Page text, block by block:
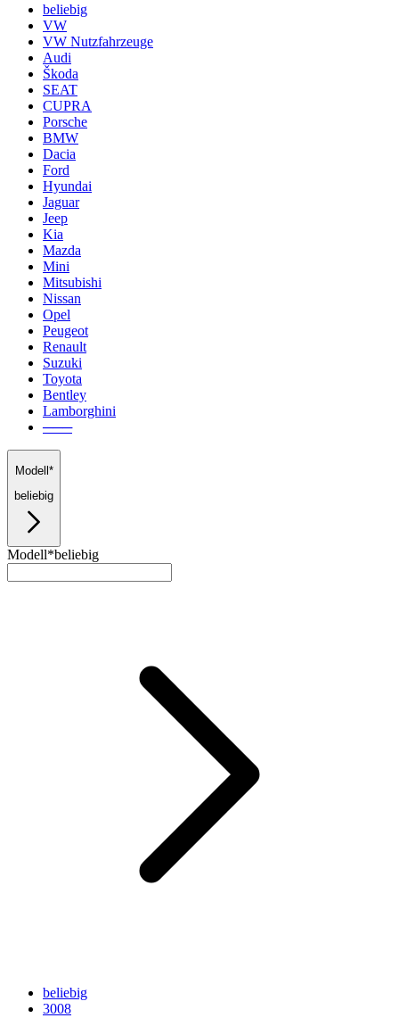
beliebig
VW
VW Nutzfahrzeuge
Audi
Škoda
SEAT
CUPRA
Porsche
BMW
Dacia
Ford
Hyundai
Jaguar
Jeep
Kia
Mazda
Mini
Mitsubishi
Nissan
Opel
Peugeot
Renault
Suzuki
Toyota
Bentley
Lamborghini
───
Modell*
beliebig
Modell*beliebig
beliebig
3008